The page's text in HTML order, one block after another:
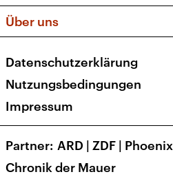
Apps
Newsletter
Veranstaltungen
Social Media
Über uns
Presse
Karriere
Transparenz
Datenschutzerklärung
Nutzungsbedingungen
Impressum
Partner ARD | ZDF | Phoenix
Chronik der Mauer